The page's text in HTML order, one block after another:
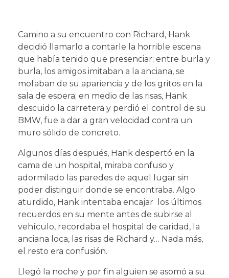
Camino a su encuentro con Richard, Hank
decidió llamarlo a contarle la horrible escena
que había tenido que presenciar; entre burla y
burla, los amigos imitaban a la anciana, se
mofaban de su apariencia y de los gritos en la
sala de espera; en medio de las risas, Hank
descuido la carretera y perdió el control de su
BMW, fue a dar a gran velocidad contra un
muro sólido de concreto.
Algunos días después, Hank despertó en la
cama de un hospital, miraba confuso y
adormilado las paredes de aquel lugar sin
poder distinguir donde se encontraba. Algo
aturdido, Hank intentaba encajar los últimos
recuerdos en su mente antes de subirse al
vehículo, recordaba el hospital de caridad, la
anciana loca, las risas de Richard y… Nada más,
el resto era confusión.
Llegó la noche y por fin alguien se asomó a su